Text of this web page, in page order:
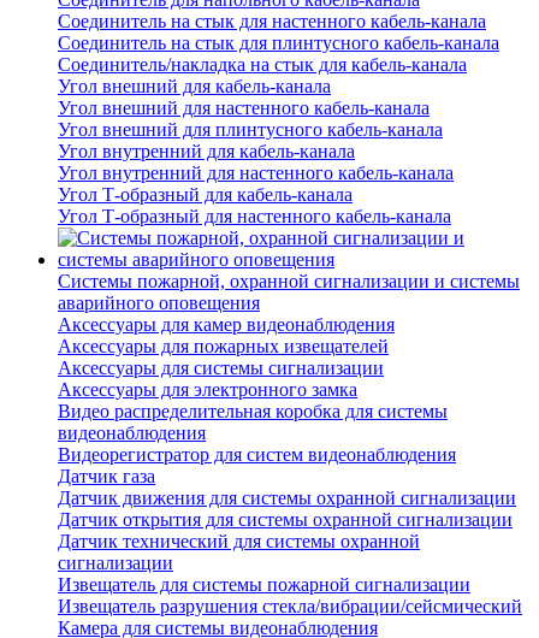
Соединитель на стык для настенного кабель-канала
Соединитель на стык для плинтусного кабель-канала
Соединитель/накладка на стык для кабель-канала
Угол внешний для кабель-канала
Угол внешний для настенного кабель-канала
Угол внешний для плинтусного кабель-канала
Угол внутренний для кабель-канала
Угол внутренний для настенного кабель-канала
Угол Т-образный для кабель-канала
Угол Т-образный для настенного кабель-канала
Системы пожарной, охранной сигнализации и системы
аварийного оповещения
Аксессуары для камер видеонаблюдения
Аксессуары для пожарных извещателей
Аксессуары для системы сигнализации
Аксессуары для электронного замка
Видео распределительная коробка для системы
видеонаблюдения
Видеорегистратор для систем видеонаблюдения
Датчик газа
Датчик движения для системы охранной сигнализации
Датчик открытия для системы охранной сигнализации
Датчик технический для системы охранной
сигнализации
Извещатель для системы пожарной сигнализации
Извещатель разрушения стекла/вибрации/сейсмический
Камера для системы видеонаблюдения